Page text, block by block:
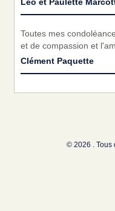
Toutes mes
et de compassion et
Clément Paquette
© 2026 . Tous